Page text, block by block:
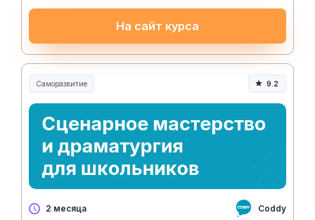
На сайт курса
Саморазвитие 9.2
2 месяца Coddy